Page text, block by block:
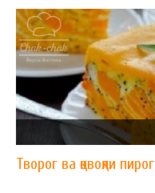
Творог ва қовоқли пирог